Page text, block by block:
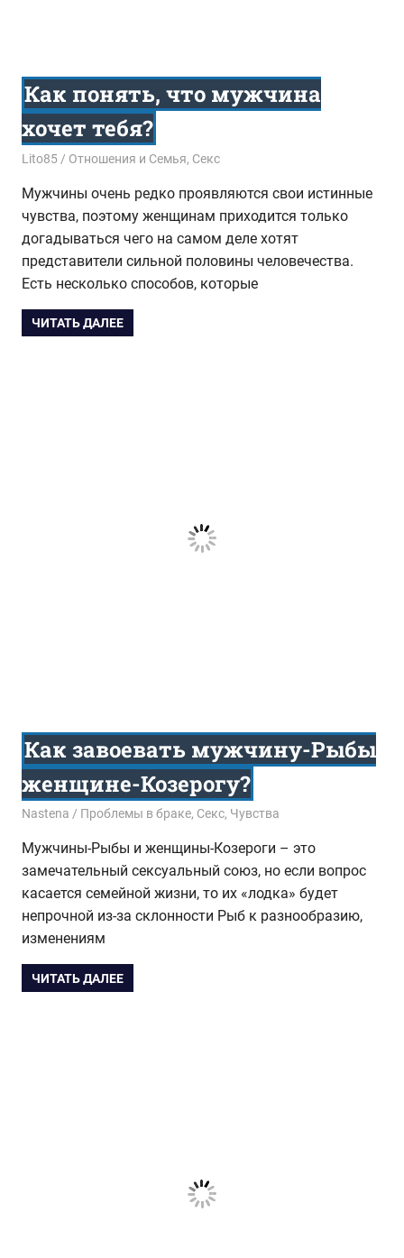
Как понять, что мужчина
хочет тебя?
23.11.2016
Lito85 Отношения и Семья, Секс
Мужчины очень редко проявляются свои истинные
чувства, поэтому женщинам приходится только
догадываться чего на самом деле хотят
представители сильной половины человечества.
Есть несколько способов, которые
ЧИТАТЬ ДАЛЕЕ
Как завоевать мужчину-Рыбы
женщине-Козерогу?
16.10.2016
Nastena Проблемы в браке, Секс, Чувства
Мужчины-Рыбы и женщины-Козероги – это
замечательный сексуальный союз, но если вопрос
касается семейной жизни, то их «лодка» будет
непрочной из-за склонности Рыб к разнообразию,
изменениям
ЧИТАТЬ ДАЛЕЕ